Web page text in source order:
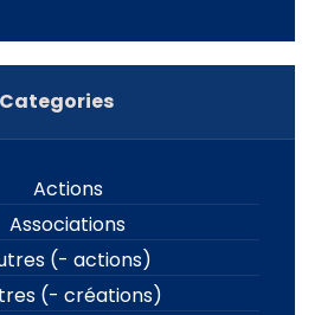
Categories
Actions
Associations
(- actions)
(- créations)